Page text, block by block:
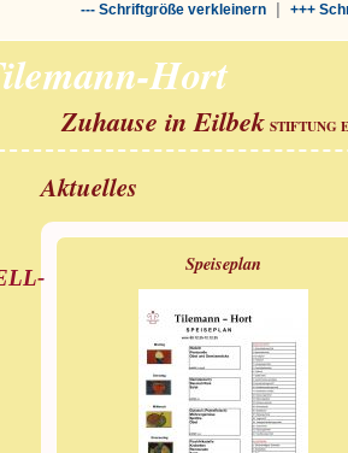
--- Schriftgröße verkleinern| +++
Hort
Zuhause in Eilbek STIFTUNG
Aktuelles
Speiseplan